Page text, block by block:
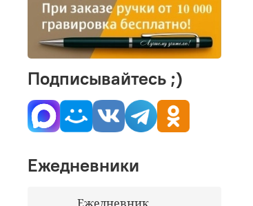
Подписывайтесь ;)
Ежедневники